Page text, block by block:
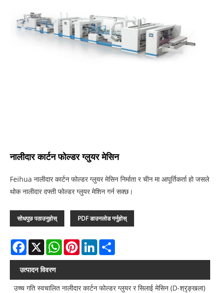
नालीदार कार्टन फोल्डर ग्लुयर मेसिन
Feihua नालीदार कार्टन फोल्डर ग्लुयर मेसिन निर्माता र चीन मा आपूर्तिकर्ता हो जसले
थोक नालीदार दफ्ती फोल्डर ग्लुयर मेशिन गर्न सक्छ।
सोधपुछ पठाउनुहोस् PDF डाउनलोड गर्नुहोस्
Facebook
X WhatsAppPinterestLinkedIn
उत्पादन विवरण
उच्च गति स्वचालित नालीदार कार्टन फोल्डर ग्लुयर र सिलाई मेसिन (D-श्रृङ्खला)